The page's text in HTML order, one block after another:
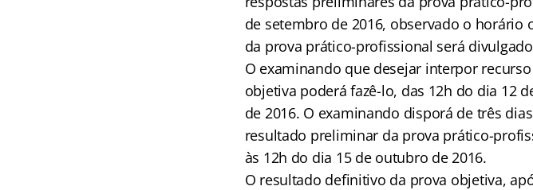
de setembro de 2016, observado o
da prova prático-profissional será
O examinando que desejar interpor
objetiva poderá fazê-lo, das 12h do dia 12
de 2016. O examinando disporá de três
resultado preliminar da prova prático-
às 12h do dia 15 de outubro de 2016.
O resultado definitivo da prova objetiva,